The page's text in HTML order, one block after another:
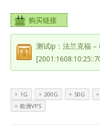
购买链接
测试ip：法兰克福 –
1G 200G 50G
欧洲VPS